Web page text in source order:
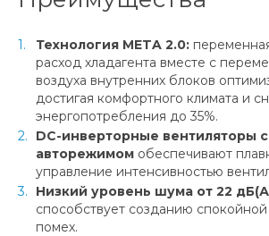
Технология META 2.0:
расход хладагента вместе с
воздуха внутренних блоков
достигая комфортного климата и
энергопотребления до 35%.
DC-инверторные вентиляторы
авторежимом обеспечивают
управление интенсивностью
Низкий уровень шума от 22
способствует созданию
помех.